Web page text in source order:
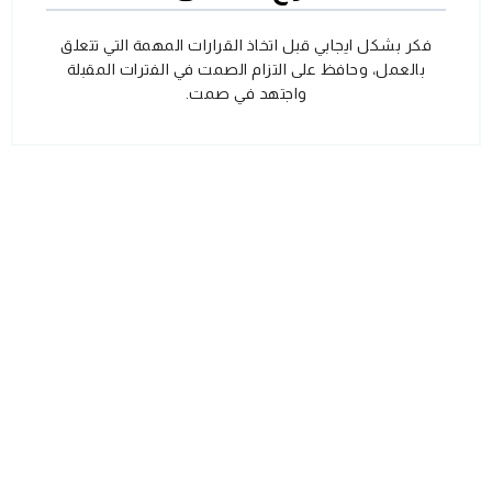
فكر بشكل ايجابي قبل اتخاذ القرارات المهمة التي تتعلق
بالعمل، وحافظ على التزام الصمت في الفترات المقبلة
واجتهد في صمت.